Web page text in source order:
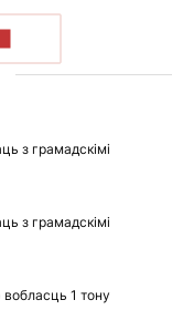
з грамадскімі
з грамадскімі
1 тону